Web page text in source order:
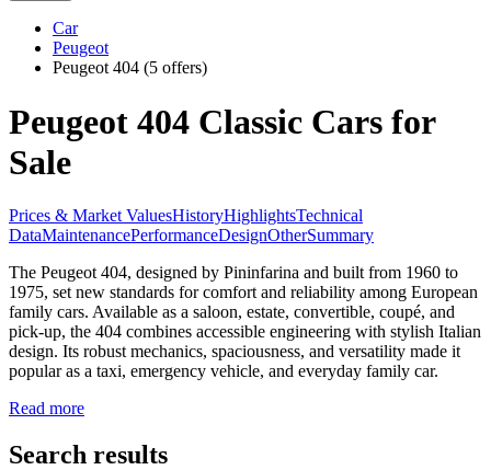
Car
Peugeot
Peugeot 404 (5 offers)
Peugeot 404 Classic Cars for
Sale
Prices & Market ValuesHistoryHighlightsTechnical
DataMaintenancePerformanceDesignOtherSummary
The Peugeot 404, designed by Pininfarina and built from 1960 to
1975, set new standards for comfort and reliability among European
family cars. Available as a saloon, estate, convertible, coupé, and
pick-up, the 404 combines accessible engineering with stylish Italian
design. Its robust mechanics, spaciousness, and versatility made it
popular as a taxi, emergency vehicle, and everyday family car.
Read more
Search results